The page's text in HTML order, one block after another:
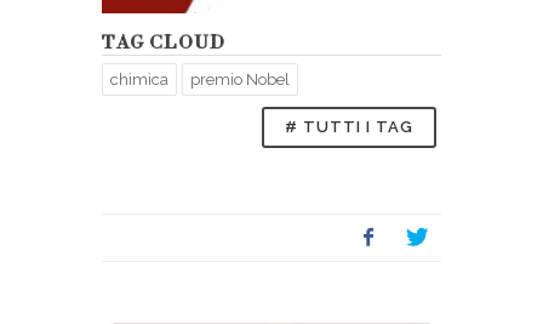
TAG CLOUD
chimica premio Nobel
# TUTTI I TAG